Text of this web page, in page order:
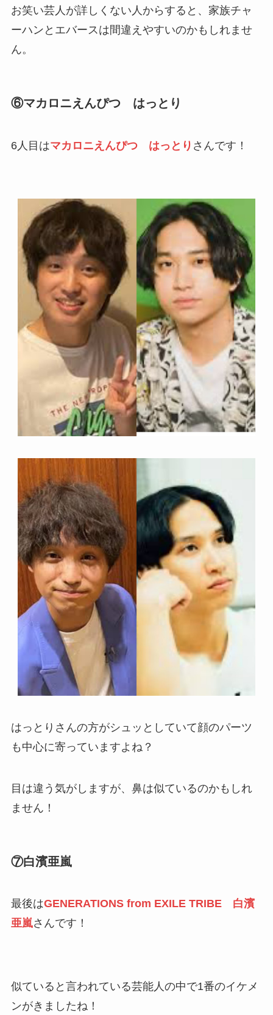
お笑い芸人が詳しくない人からすると、家族チャ
ーハンとエバースは間違えやすいのかもしれませ
ん。
⑥マカロニえんぴつ はっとり
6人目はマカロニえんぴつ はっとり さんです！
はっとりさんの方がシュッとしていて顔のパーツ
も中心に寄っていますよね？
目は違う気がしますが、鼻は似ているのかもしれ
ません！
⑦白濱亜嵐
最後はGENERATIONS from EXILE TRIBE 白濱
亜嵐さんです！
似ていると言われている芸能人の中で1番のイケメ
ンがきましたね！